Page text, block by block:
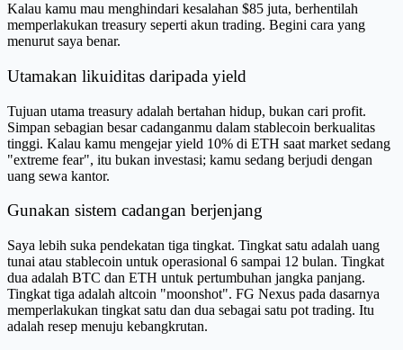
Kalau kamu mau menghindari kesalahan $85 juta, berhentilah
memperlakukan treasury seperti akun trading. Begini cara yang
menurut saya benar.
Utamakan likuiditas daripada yield
Tujuan utama treasury adalah bertahan hidup, bukan cari profit.
Simpan sebagian besar cadanganmu dalam stablecoin berkualitas
tinggi. Kalau kamu mengejar yield 10% di ETH saat market sedang
"extreme fear", itu bukan investasi; kamu sedang berjudi dengan
uang sewa kantor.
Gunakan sistem cadangan berjenjang
Saya lebih suka pendekatan tiga tingkat. Tingkat satu adalah uang
tunai atau stablecoin untuk operasional 6 sampai 12 bulan. Tingkat
dua adalah BTC dan ETH untuk pertumbuhan jangka panjang.
Tingkat tiga adalah altcoin "moonshot". FG Nexus pada dasarnya
memperlakukan tingkat satu dan dua sebagai satu pot trading. Itu
adalah resep menuju kebangkrutan.